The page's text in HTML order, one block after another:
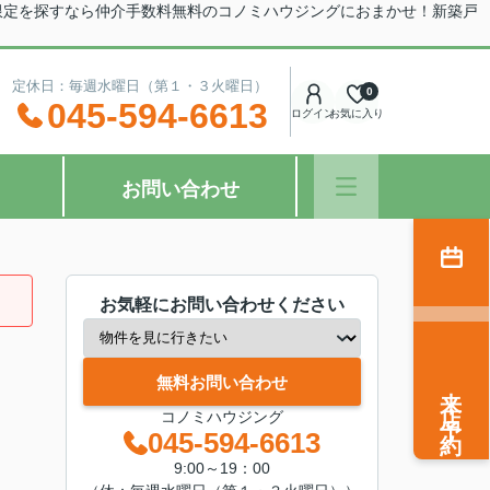
を探すなら仲介手数料無料のコノミハウジングにおまかせ！新築戸
休日：毎週水曜日（第１・３火曜日）
045-594-6613 ログインお気に入り
0
お問い合わせ
お気軽にお問い合わせください
無料お問い合わせ
コノミハウジング
045-594-6613
9:00～19：00
来店予約